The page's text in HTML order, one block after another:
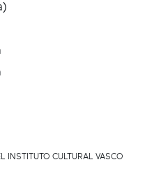
)
INSTITUTO CULTURAL VASCO